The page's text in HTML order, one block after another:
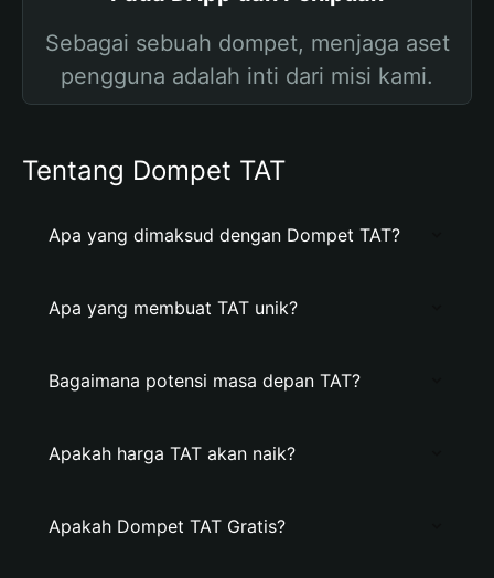
Sebagai sebuah dompet, menjaga aset
pengguna adalah inti dari misi kami.
Tentang Dompet TAT
Apa yang dimaksud dengan Dompet TAT?
Apa yang membuat TAT unik?
Bagaimana potensi masa depan TAT?
Apakah harga TAT akan naik?
Apakah Dompet TAT Gratis?